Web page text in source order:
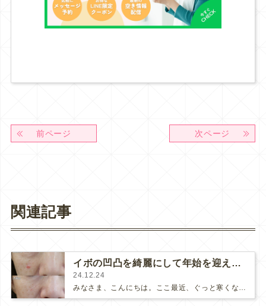
前ページ 次ページ
関連記事
イボの凹凸を綺麗にして年始を迎える！
24.12.24
みなさま、こんにちは。ここ最近、ぐっと寒くなりましたね😵みなさま体調を崩されてはいないでしょうか？ニュースでもよく見かけますが…